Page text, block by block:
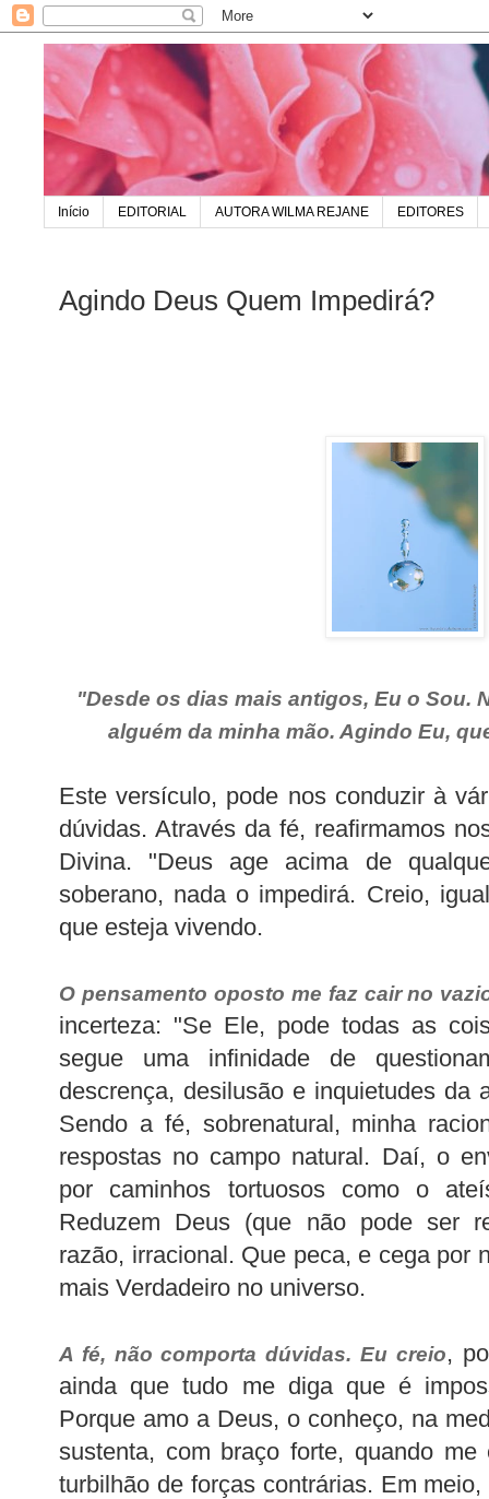
Início EDITORIAL AUTORA WILMA REJANE EDITORES
Agindo Deus Quem Impedirá?
"Desde os dias mais antigos, Eu o Sou.
alguém da minha mão. Agindo Eu,
Este versículo, pode nos conduzir à
dúvidas. Através da fé, reafirmamos
Divina. "Deus age acima de
soberano, nada o impedirá. Creio,
que esteja vivendo.
O pensamento oposto me faz cair no
incerteza: "Se Ele, pode todas as
segue uma infinidade de
descrença, desilusão e inquietudes da
Sendo a fé, sobrenatural, minha
respostas no campo natural. Daí, o
por caminhos tortuosos como o
Reduzem Deus (que não pode ser
razão, irracional. Que peca, e cega por
mais Verdadeiro no universo.
A fé, não comporta dúvidas. Eu creio,
ainda que tudo me diga que é
Porque amo a Deus, o conheço, na
sustenta, com braço forte, quando
turbilhão de forças contrárias. Em